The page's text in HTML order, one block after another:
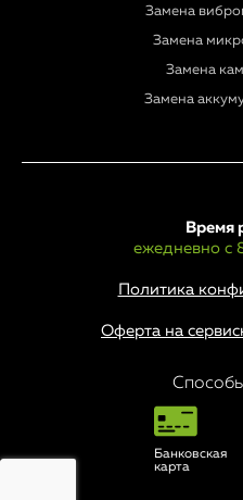
Замена
Замена
Замена
Замена
Политика
Время
ежедневно с
Оферта на
Банковская
карта